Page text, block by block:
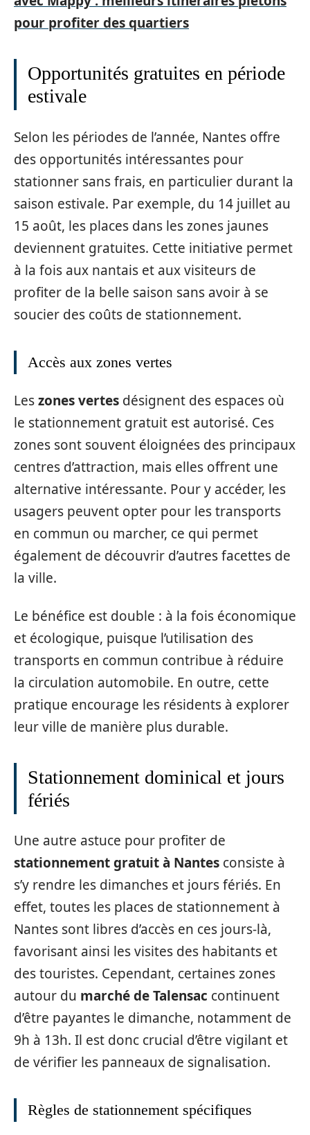
pour profiter des quartiers
Opportunités gratuites en période
estivale
Selon les périodes de l’année, Nantes offre
des opportunités intéressantes pour
stationner sans frais, en particulier durant la
saison estivale. Par exemple, du 14 juillet au
15 août, les places dans les zones jaunes
deviennent gratuites. Cette initiative permet
à la fois aux nantais et aux visiteurs de
profiter de la belle saison sans avoir à se
soucier des coûts de stationnement.
Accès aux zones vertes
Leszones vertes désignent des espaces où
le stationnement gratuit est autorisé. Ces
zones sont souvent éloignées des principaux
centres d’attraction, mais elles offrent une
alternative intéressante. Pour y accéder, les
usagers peuvent opter pour les transports
en commun ou marcher, ce qui permet
également de découvrir d’autres facettes de
la ville.
Le bénéfice est double : à la fois économique
et écologique, puisque l’utilisation des
transports en commun contribue à réduire
la circulation automobile. En outre, cette
pratique encourage les résidents à explorer
leur ville de manière plus durable.
Stationnement dominical et jours
fériés
Une autre astuce pour profiter de
stationnement gratuit à Nantes consiste à
s’y rendre les dimanches et jours fériés. En
effet, toutes les places de stationnement à
Nantes sont libres d’accès en ces jours-là,
favorisant ainsi les visites des habitants et
des touristes. Cependant, certaines zones
autour du marché de Talensac continuent
d’être payantes le dimanche, notamment de
9h à 13h. Il est donc crucial d’être vigilant et
de vérifier les panneaux de signalisation.
Règles de stationnement spécifiques